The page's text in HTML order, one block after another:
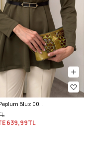
Kemerli Peplum Bluz 0040 - KOYU HAKİ
639,99TL